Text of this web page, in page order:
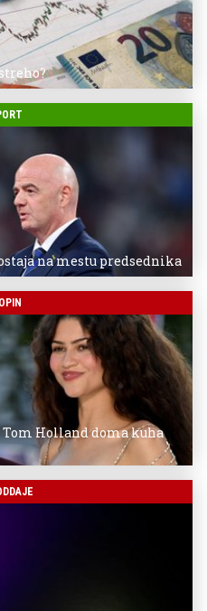
na mestu predsednika
Holland doma kuha